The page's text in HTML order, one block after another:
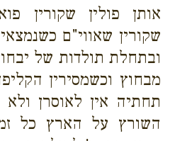
אותן פולין שקורין
שקורין שאווי"ם
ובתחלת תולדות של
מבחוץ וכשמסירין
תחתיה אין לאוסרן
השורץ על הארץ כל